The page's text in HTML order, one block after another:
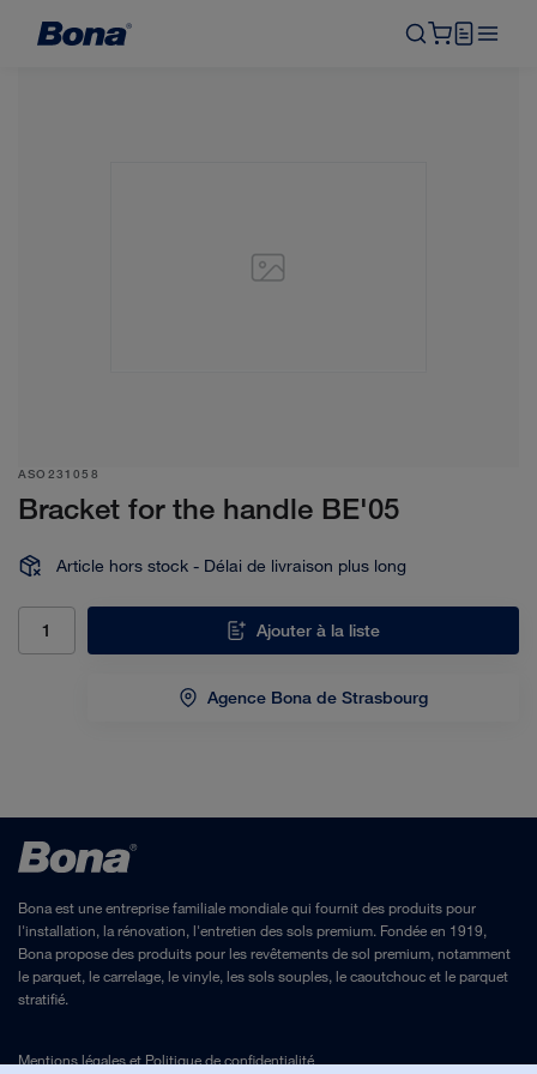
ASO231058
Bracket for the handle BE'05
Article hors stock - Délai de livraison plus long
Agence Bona de Strasbourg
Ajouter à la liste
Bona est une entreprise familiale mondiale qui fournit des produits pour
l'installation, la rénovation, l'entretien des sols premium. Fondée en 1919,
Bona propose des produits pour les revêtements de sol premium, notamment
le parquet, le carrelage, le vinyle, les sols souples, le caoutchouc et le parquet
stratifié.
Mentions légaleset Politique de confidentialité